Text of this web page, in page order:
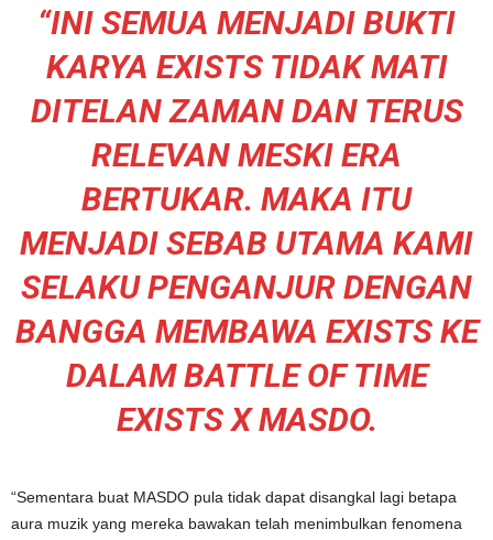
“INI SEMUA MENJADI BUKTI
KARYA EXISTS TIDAK MATI
DITELAN ZAMAN DAN TERUS
RELEVAN MESKI ERA
BERTUKAR. MAKA ITU
MENJADI SEBAB UTAMA KAMI
SELAKU PENGANJUR DENGAN
BANGGA MEMBAWA EXISTS KE
DALAM BATTLE OF TIME
EXISTS X MASDO.
“Sementara buat MASDO pula tidak dapat disangkal lagi betapa
aura muzik yang mereka bawakan telah menimbulkan fenomena